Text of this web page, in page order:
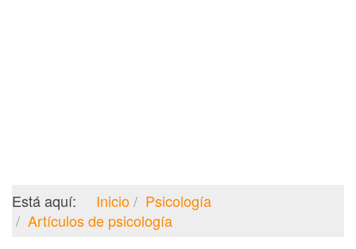
Está aquí: Inicio
Psicología
Artículos de psicología